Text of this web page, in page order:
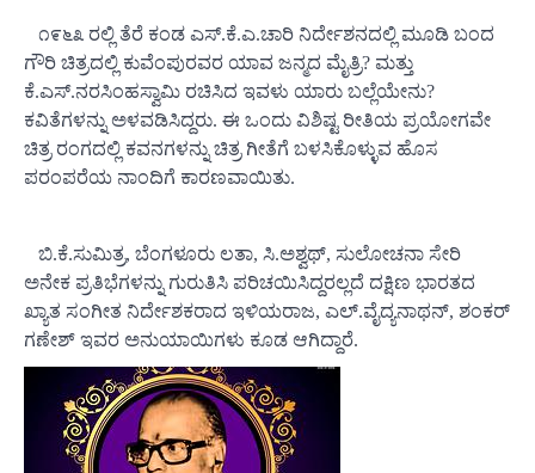
೧೯೬೩ ರಲ್ಲಿ ತೆರೆ ಕಂಡ ಎಸ್.ಕೆ.ಎ.ಚಾರಿ ನಿರ್ದೇಶನದಲ್ಲಿ ಮೂಡಿ ಬಂದ
ಗೌರಿ ಚಿತ್ರದಲ್ಲಿ ಕುವೆಂಪುರವರ ಯಾವ ಜನ್ಮದ ಮೈತ್ರಿ? ಮತ್ತು
ಕೆ.ಎಸ್.ನರಸಿಂಹಸ್ವಾಮಿ ರಚಿಸಿದ ಇವಳು ಯಾರು ಬಲ್ಲೆಯೇನು?
ಕವಿತೆಗಳನ್ನು ಅಳವಡಿಸಿದ್ದರು. ಈ ಒಂದು ವಿಶಿಷ್ಟ ರೀತಿಯ ಪ್ರಯೋಗವೇ
ಚಿತ್ರ ರಂಗದಲ್ಲಿ ಕವನಗಳನ್ನು ಚಿತ್ರ ಗೀತೆಗೆ ಬಳಸಿಕೊಳ್ಳುವ ಹೊಸ
ಪರಂಪರೆಯ ನಾಂದಿಗೆ ಕಾರಣವಾಯಿತು.
ಬಿ.ಕೆ.ಸುಮಿತ್ರ, ಬೆಂಗಳೂರು ಲತಾ, ಸಿ.ಅಶ್ವಥ್, ಸುಲೋಚನಾ ಸೇರಿ
ಅನೇಕ ಪ್ರತಿಭೆಗಳನ್ನು ಗುರುತಿಸಿ ಪರಿಚಯಿಸಿದ್ದರಲ್ಲದೆ ದಕ್ಷಿಣ ಭಾರತದ
ಖ್ಯಾತ ಸಂಗೀತ ನಿರ್ದೇಶಕರಾದ ಇಳಿಯರಾಜ, ಎಲ್.ವೈದ್ಯನಾಥನ್, ಶಂಕರ್
ಗಣೇಶ್ ಇವರ ಅನುಯಾಯಿಗಳು ಕೂಡ ಆಗಿದ್ದಾರೆ.